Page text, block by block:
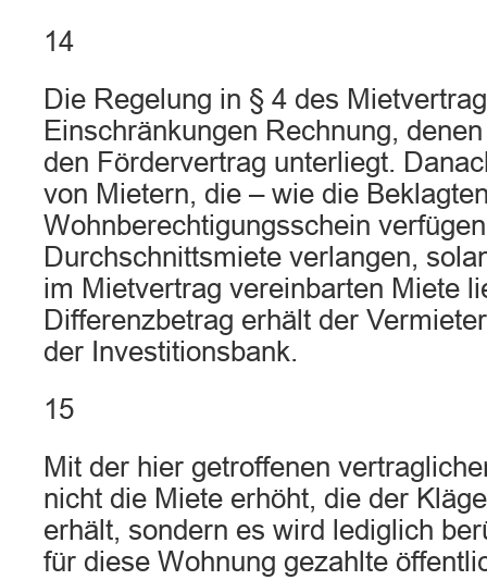
14
Die Regelung in § 4 des
Einschränkungen Rechnung,
den Fördervertrag unterliegt.
von Mietern, die – wie die
Wohnberechtigungsschein
Durchschnittsmiete verlangen,
im Mietvertrag vereinbarten Miete
Differenzbetrag erhält der
der Investitionsbank.
15
Mit der hier getroffenen
nicht die Miete erhöht, die der
erhält, sondern es wird lediglich
für diese Wohnung gezahlte